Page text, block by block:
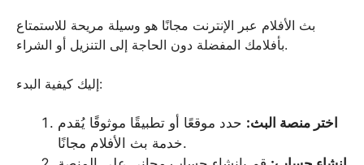
بث الأفلام عبر الإنترنت مجانًا هو وسيلة مريحة للاستمتاع
بأفلامك المفضلة دون الحاجة إلى التنزيل أو الشراء.
إليك كيفية البدء:
اختر منصة البث: حدد موقعًا أو تطبيقًا موثوقًا يُقدم
خدمة بث الأفلام مجانًا.